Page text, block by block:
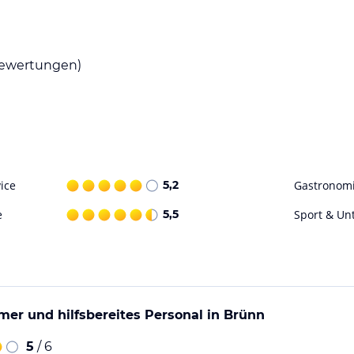
Gäste können jedoch die nahe gelegenen
nutzen. Das Hotel bietet auch
5,2
5,5 Sport &
und hilfsbereites Personal in Brünn
5 / 6